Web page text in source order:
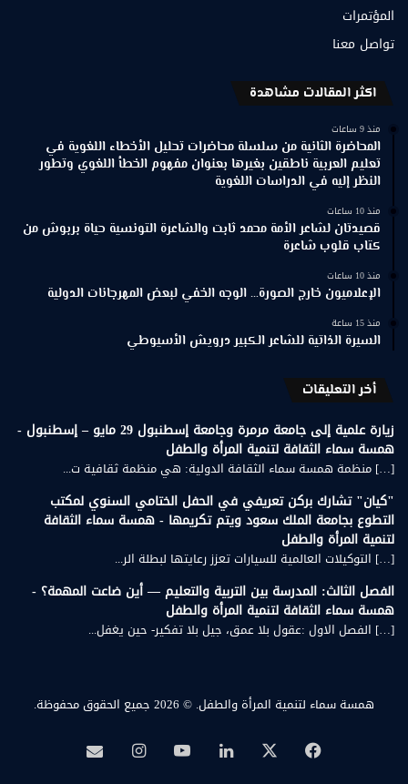
المؤتمرات
تواصل معنا
اكثر المقالات مشاهدة
منذ 9 ساعات
المحاضرة الثانية من سلسلة محاضرات تحليل الأخطاء اللغوية في
تعليم العربية ناطقين بغيرها بعنوان مفهوم الخطأ اللغوي وتطور
النظر إليه في الدراسات اللغوية
منذ 10 ساعات
قصيدتان لشاعر الأمة محمد ثابت والشاعرة التونسية حياة بربوش من
كتاب قلوب شاعرة
منذ 10 ساعات
الإعلاميون خارج الصورة… الوجه الخفي لبعض المهرجانات الدولية
منذ 15 ساعة
السيرة الذاتية للشاعر الكبير درويش الأسيوطي
أخر التعليقات
زيارة علمية إلى جامعة مرمرة وجامعة إسطنبول 29 مايو – إسطنبول -
همسة سماء الثقافة لتنمية المرأة والطفل
[…] منظمة همسة سماء الثقافة الدولية: هي منظمة ثقافية ت...
"كيان" تشارك بركن تعريفي في الحفل الختامي السنوي لمكتب
التطوع بجامعة الملك سعود ويتم تكريمها - همسة سماء الثقافة
لتنمية المرأة والطفل
[…] التوكيلات العالمية للسيارات تعزز رعايتها لبطلة الر...
الفصل الثالث: المدرسة بين التربية والتعليم — أين ضاعت المهمة؟ -
همسة سماء الثقافة لتنمية المرأة والطفل
[…] الفصل الاول :عقول بلا عمق، جيل بلا تفكير- حين يغفل...
همسة سماء لتنمية المرأة والطفل. © 2026 جميع الحقوق محفوظة.
فيسبوك لينكدإن‫YouTubeانستقرامبريد